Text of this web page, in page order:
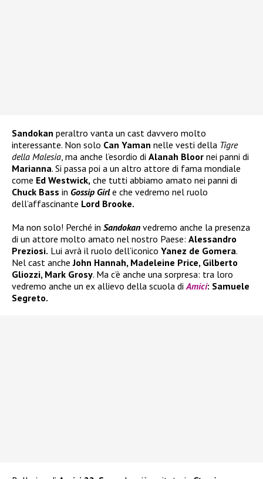
Sandokan peraltro vanta un cast davvero molto
interessante. Non solo Can Yaman nelle vesti della Tigre
della Malesia, ma anche l’esordio di Alanah Bloor nei panni di
Marianna. Si passa poi a un altro attore di fama mondiale
come Ed Westwick, che tutti abbiamo amato nei panni di
Chuck Bass in Gossip Girle che vedremo nel ruolo
dell’affascinante Lord Brooke.
Ma non solo! Perché in Sandokan vedremo anche la presenza
di un attore molto amato nel nostro Paese: Alessandro
Preziosi. Lui avrà il ruolo dell’iconico Yanez de Gomera.
Nel cast ancheJohn Hannah, Madeleine Price, Gilberto
Gliozzi, Mark Grosy. Ma c’è anche una sorpresa: tra loro
vedremo anche un ex allievo della scuola diAmici: Samuele
Segreto.